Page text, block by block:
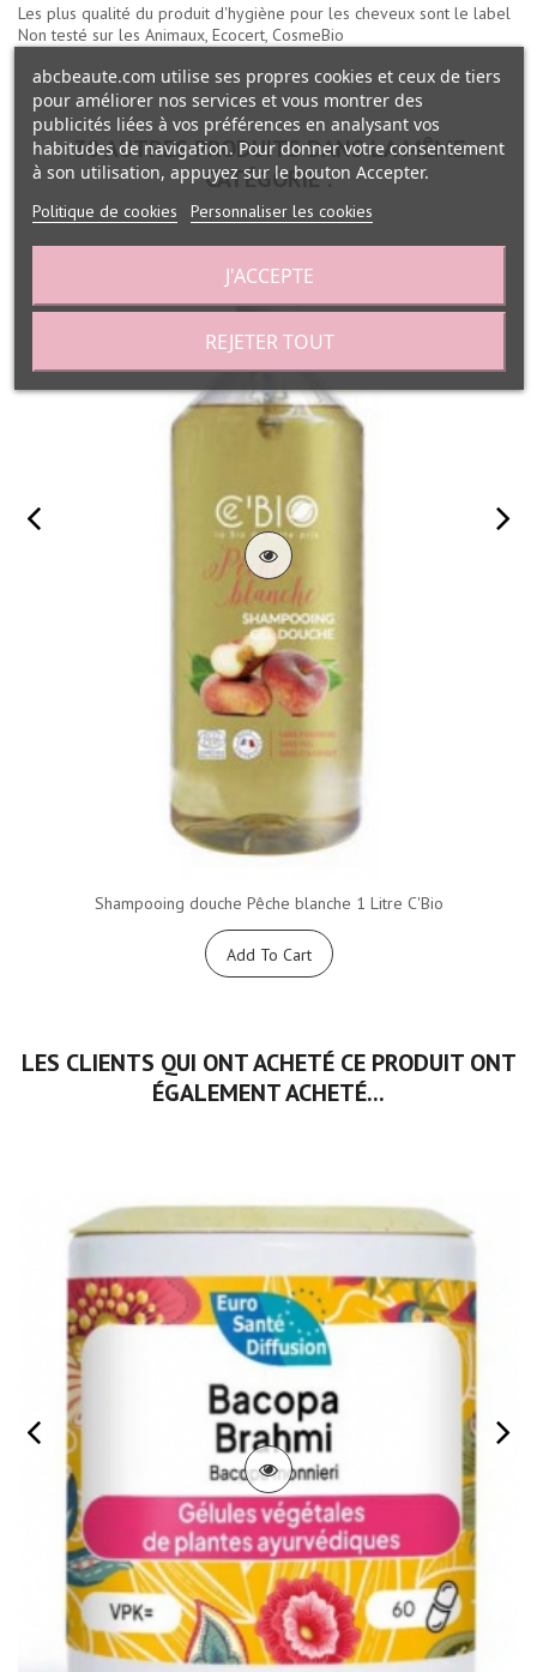
Les plus qualité du produit d'hygiène pour les cheveux sont le label
Non testé sur les Animaux, Ecocert, CosmeBio
30 AUTRES PRODUITS DANS LA MÊME
CATÉGORIE :
Shampooing douche Pêche blanche 1 Litre C'Bio
Add To Cart
LES CLIENTS QUI ONT ACHETÉ CE PRODUIT ONT
ÉGALEMENT ACHETÉ...
abcbeaute.com utilise ses propres cookies et ceux de tiers
pour améliorer nos services et vous montrer des
publicités liées à vos préférences en analysant vos
habitudes de navigation. Pour donner votre consentement
à son utilisation, appuyez sur le bouton Accepter.
Politique de cookies Personnaliser les cookies
REJETER TOUT
J'ACCEPTE